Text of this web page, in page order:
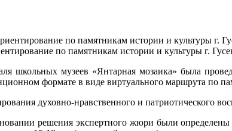
по памятникам истории и культуры г.
школьных музеев «Янтарная мозаика» была
формате в виде виртуального маршрута по
духовно-нравственного и патриотического
решения экспертного жюри были